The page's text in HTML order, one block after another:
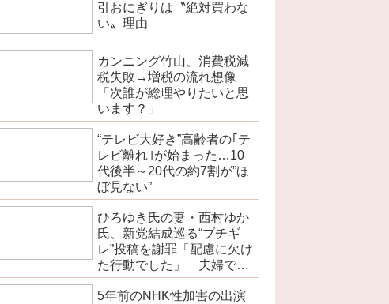
引おにぎりは〝絶対買わな
い〟理由
カンニング竹山、消費税減
税失敗→増税の流れ想像
「次誰が総理やりたいと思
います？」
“テレビ大好き”高齢者の｢テ
レビ離れ｣が始まった…10
代後半～20代の約7割が”ほ
ぼ見ない”
ひろゆき氏の妻・西村ゆか
氏、新党結成巡る“ブチギ
レ”投稿を謝罪「配慮に欠け
た行動でした」 夫婦で投
稿
5年前のNHK性加害の出演